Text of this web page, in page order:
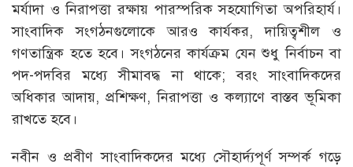
মর্যাদা ও নিরাপত্তা রক্ষায় পারস্পরিক সহযোগিতা অপরিহার্য।
সাংবাদিক সংগঠনগুলোকে আরও কার্যকর, দায়িত্বশীল ও
গণতান্ত্রিক হতে হবে। সংগঠনের কার্যক্রম যেন শুধু নির্বাচন বা
পদ-পদবির মধ্যে সীমাবদ্ধ না থাকে; বরং সাংবাদিকদের
অধিকার আদায়, প্রশিক্ষণ, নিরাপত্তা ও কল্যাণে বাস্তব ভূমিকা
রাখতে হবে।
নবীন ও প্রবীণ সাংবাদিকদের মধ্যে সৌহার্দ্যপূর্ণ সম্পর্ক গড়ে